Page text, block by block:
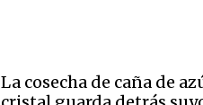
La cosecha de caña de